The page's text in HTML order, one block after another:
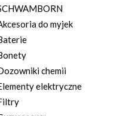
do myjek
chemii
elektryczne